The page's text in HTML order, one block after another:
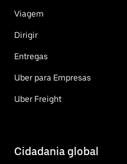
Viagem
Dirigir
Entregas
Uber para Empresas
Uber Freight
Cidadania global